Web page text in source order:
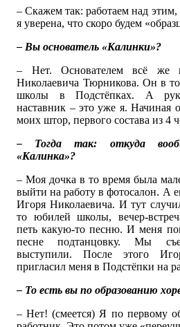
– Скажем так: работаем над
я уверена, что скоро будем
– Вы основатель «Калинки»?
– Нет. Основателем всё же
Николаевича Тюрникова. Он в
школы в Подстёпках. А
наставник – это уже я. Начиная
моих штор, первого состава из 4
– Тогда так: откуда
«Калинка»?
– Моя дочка в то время была
выйти на работу в фотосалон. А
Игоря Николаевича. И тут
то юбилей школы, вечер-
петь какую-то песню. И меня
песне подтанцовку. Мы
выступили. После этого
пригласил меня в Подстёпки на
– То есть вы по образованию
– Нет! (смеется) Я по первому